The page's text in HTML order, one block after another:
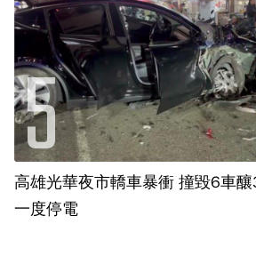
高雄光華夜市轎車暴衝 撞毀6車
一度停電